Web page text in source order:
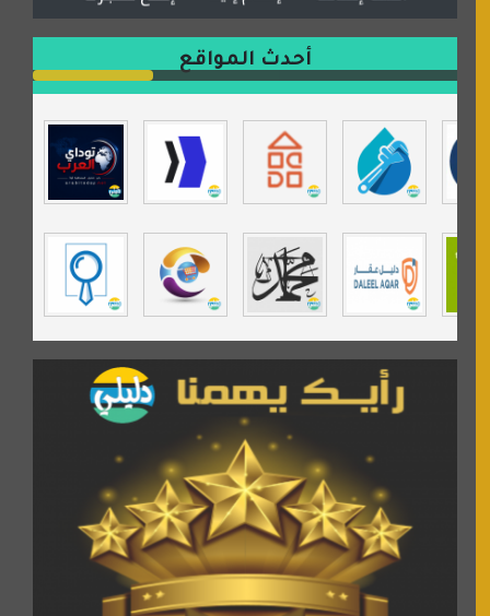
ورشة زهرة لورا للحدادة
isecur1ty
موقع حراج خدمة
تي في قران
موسوعة نور الرحمن
مندى غرام
مردة سوفت
السبيل
أحدث المواقع